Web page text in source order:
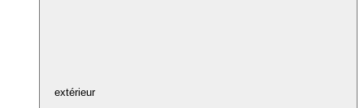
extérieur